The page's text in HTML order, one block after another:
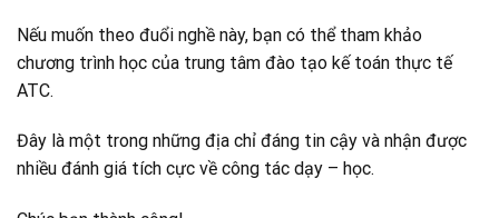
Nếu muốn theo đuổi nghề này, bạn có thể tham khảo
chương trình học của trung tâm đào tạo kế toán thực tế
ATC.
Đây là một trong những địa chỉ đáng tin cậy và nhận được
nhiều đánh giá tích cực về công tác dạy – học.